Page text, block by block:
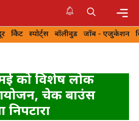
क्रिकेट स्पोर्ट्स बॉलीवुड जॉब - एजुकेशन
को विशेष लोक
चेक बाउंस
निपटारा